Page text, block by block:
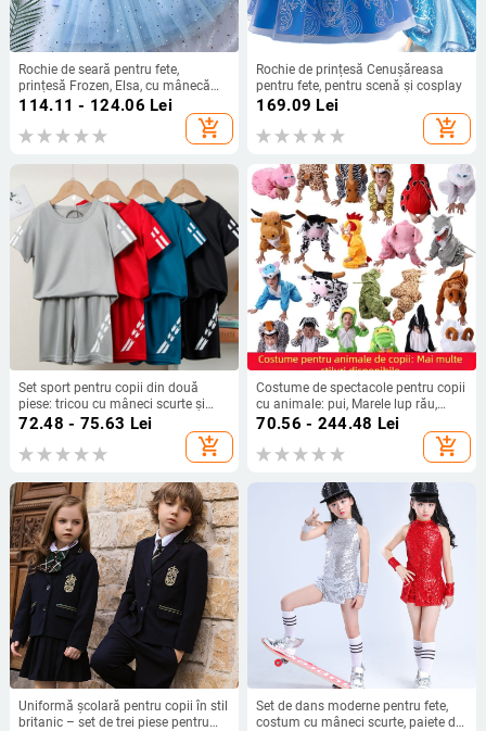
Rochie de seară pentru fete,
prințesă Frozen, Elsa, cu mânecă
lungă, din bumbac, pufoasă, pentru
copii, rochie de ziua de naștere, la
modă
114.11 - 124.06 Lei
add_shopping_cart
Rochie de prințesă Cenușăreasa
pentru fete, pentru scenă și cosplay
169.09 Lei
add_shopping_cart
Set sport pentru copii din două
piese: tricou cu mâneci scurte și
pantaloni scurți; material poliester
cu căptușeală din poliester; design
în nuanțe coordonate; vară; potrivit
fotbal, tenis, badminton); pentru
copii într
72.48 - 75.63 Lei
add_shopping_cart
Costume de spectacole pentru copii
cu animale: pui, Marele lup rău,
dinozaur și tigru - stil desen animat,
70.56 - 244.48 Lei
add_shopping_cart
Uniformă școlară pentru copii în stil
britanic – set de trei piese pentru
Set de dans moderne pentru fete,
costum cu mâneci scurte, paiete din